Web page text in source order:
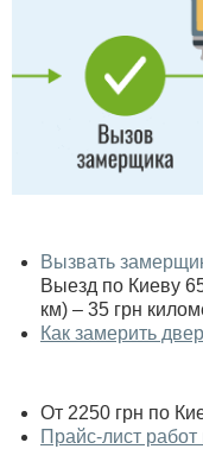
Вызвать
Выезд по Киеву
км) – 35 грн
Как замерить
От 2250 грн по
Прайс-лист